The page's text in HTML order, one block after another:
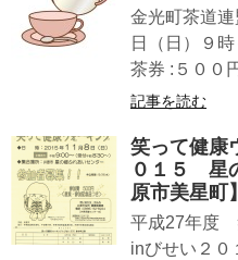
金光町茶道
日（日）９
茶券 :５００
記事を読む
笑って健康
０１５ 星
原市美星町】
平成27年度
inびせい２０